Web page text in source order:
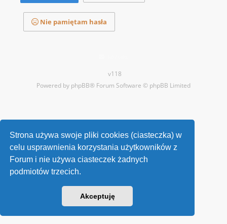
Strona używa swoje pliki cookies (ciasteczka) w
celu usprawnienia korzystania użytkowników z
Forum i nie używa ciasteczek żadnych
podmiotów trzecich.
Akceptuję
Nie pamiętam hasła
v118
Powered by phpBB® Forum Software © phpBB Limited